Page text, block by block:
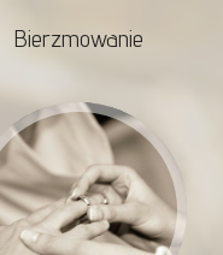
Bierzmowanie